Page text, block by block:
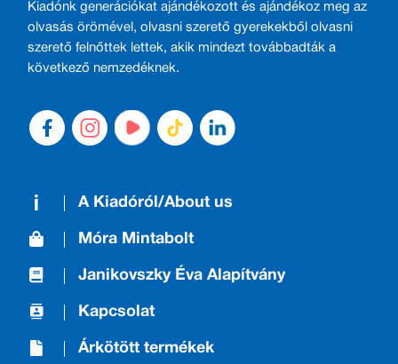
Kiadónk generációkat ajándékozott és ajándékoz meg az
olvasás örömével, olvasni szerető gyerekekből olvasni
szerető felnőttek lettek, akik mindezt továbbadták a
következő nemzedéknek.
A Kiadóról/About us
Móra Mintabolt
Janikovszky Éva Alapítvány
Kapcsolat
Árkötött termékek